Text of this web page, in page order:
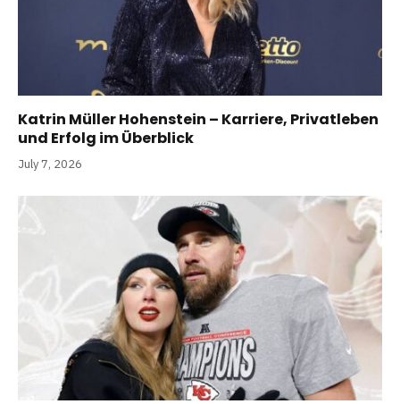
Katrin Müller Hohenstein – Karriere, Privatleben
und Erfolg im Überblick
July 7, 2026